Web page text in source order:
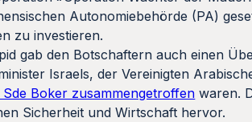
Autonomiebehörde (PA)
zu investieren.
gab den Botschaftern auch einen
Israels, der Vereinigten
Sde Boker zusammengetroffen waren.
Sicherheit und Wirtschaft hervor.